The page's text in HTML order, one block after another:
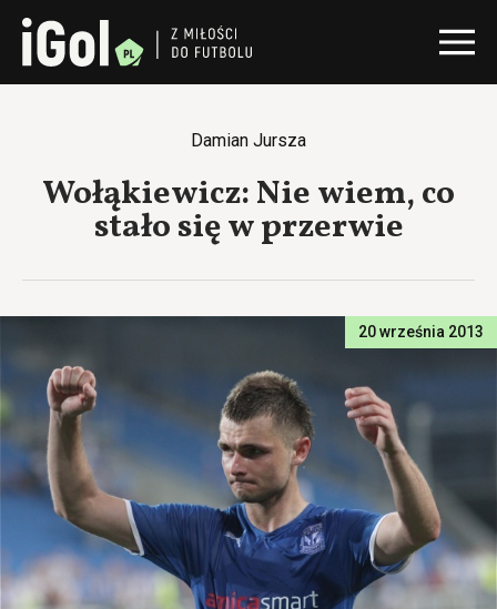
Damian Jursza
Wołąkiewicz: Nie wiem, co
stało się w przerwie
20 września 2013